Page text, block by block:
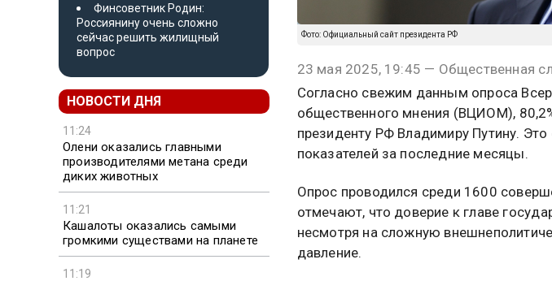
Финсоветник Родин:
Россиянину очень сложно
сейчас решить жилищный
вопрос
НОВОСТИ ДНЯ
11:24
Олени оказались главными
производителями метана среди
диких животных
11:21
Кашалоты оказались самыми
громкими существами на планете
11:19
Фото: Официальный сайт президента РФ
23 мая 2025, 19:45 — Общественная
Согласно свежим данным опроса
общественного мнения (ВЦИОМ),
президенту РФ Владимиру Путину.
показателей за последние месяцы.
Опрос проводился среди 1600
отмечают, что доверие к главе
несмотря на сложную
давление.